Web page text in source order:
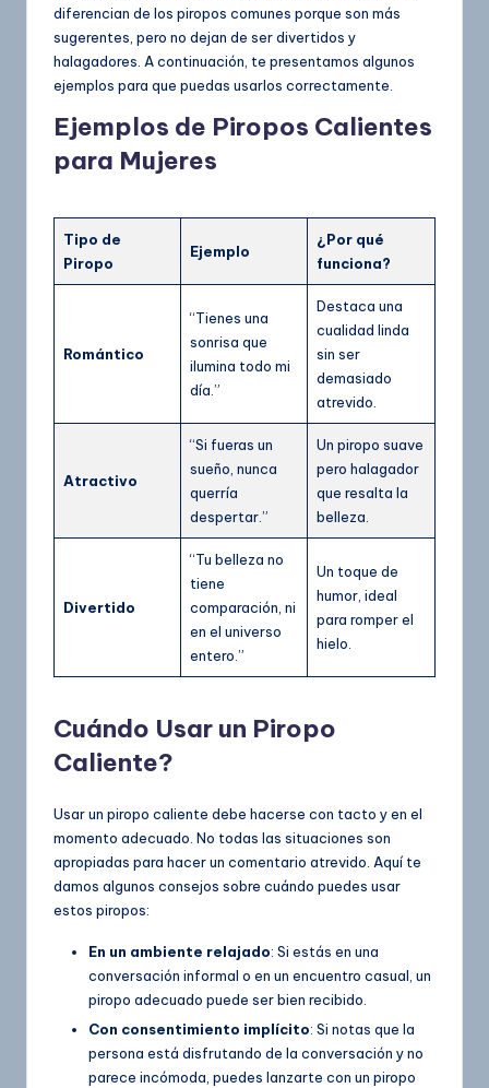
diferencian de los piropos comunes porque son más
sugerentes, pero no dejan de ser divertidos y
halagadores. A continuación, te presentamos algunos
ejemplos para que puedas usarlos correctamente.
Ejemplos de Piropos Calientes
para Mujeres
Tipo de
Piropo
Ejemplo
¿Por qué
funciona?
Romántico
“Tienes una
sonrisa que
ilumina todo mi
día.”
Destaca una
cualidad linda
sin ser
demasiado
atrevido.
Atractivo
“Si fueras un
sueño, nunca
querría
despertar.”
Un piropo suave
pero halagador
que resalta la
belleza.
Divertido
“Tu belleza no
tiene
comparación, ni
en el universo
entero.”
Un toque de
humor, ideal
para romper el
hielo.
Cuándo Usar un Piropo
Caliente?
Usar un piropo caliente debe hacerse con tacto y en el
momento adecuado. No todas las situaciones son
apropiadas para hacer un comentario atrevido. Aquí te
damos algunos consejos sobre cuándo puedes usar
estos piropos:
En un ambiente relajado: Si estás en una
conversación informal o en un encuentro casual, un
piropo adecuado puede ser bien recibido.
Con consentimiento implícito: Si notas que la
persona está disfrutando de la conversación y no
parece incómoda, puedes lanzarte con un piropo